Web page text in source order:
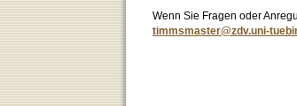
Wenn Sie Fragen oder
timmsmaster@zdv.uni-